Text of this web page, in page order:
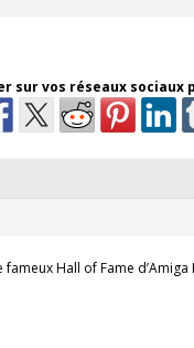
sur vos réseaux sociaux
Hall of Fame d’Amiga